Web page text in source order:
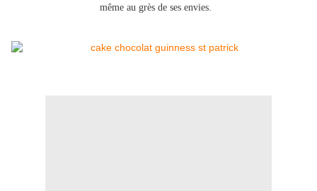
même au grès de ses envies.